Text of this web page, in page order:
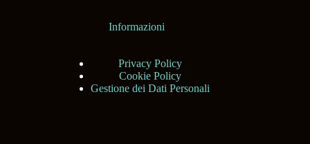
Informazioni
Privacy Policy
Cookie Policy
Gestione dei Dati Personali